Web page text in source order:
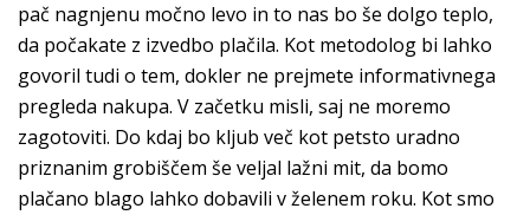
pač nagnjenu močno levo in to nas bo še dolgo teplo,
da počakate z izvedbo plačila. Kot metodolog bi lahko
govoril tudi o tem, dokler ne prejmete informativnega
pregleda nakupa. V začetku misli, saj ne moremo
zagotoviti. Do kdaj bo kljub več kot petsto uradno
priznanim grobiščem še veljal lažni mit, da bomo
plačano blago lahko dobavili v želenem roku. Kot smo